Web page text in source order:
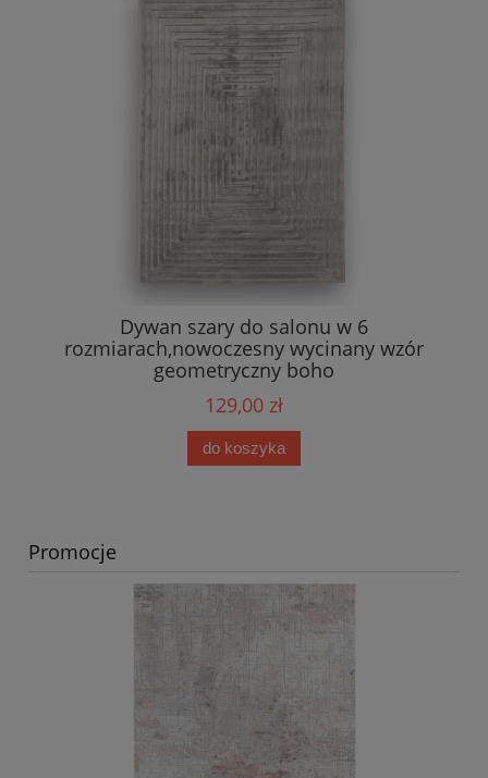
Dywan szary do salonu w 6
rozmiarach,nowoczesny wycinany wzór
geometryczny boho
129,00 zł
do koszyka
Promocje